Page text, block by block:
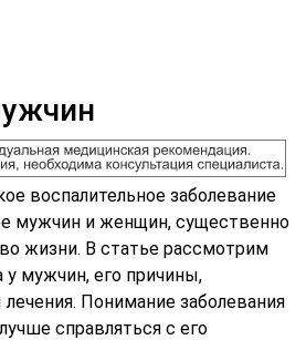
воспалительное заболевание
мужчин и женщин, существенно
жизни. В статье рассмотрим
у мужчин, его причины,
Понимание заболевания
справляться с его